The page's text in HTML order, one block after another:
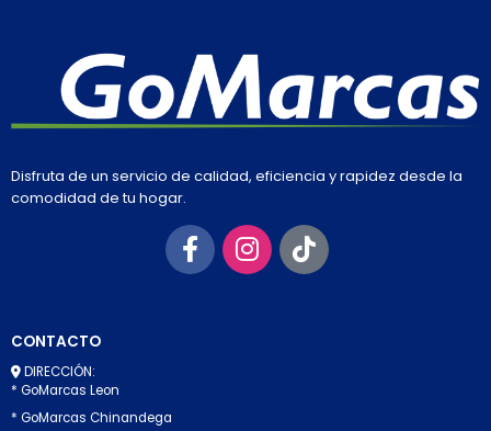
Disfruta de un servicio de calidad, eficiencia y rapidez desde la
comodidad de tu hogar.
CONTACTO
DIRECCIÓN:
* GoMarcas Leon
* GoMarcas Chinandega